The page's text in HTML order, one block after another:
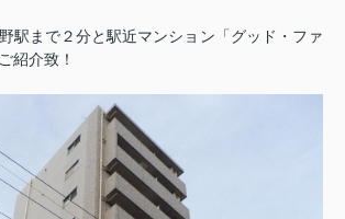
駅まで２分と駅近マンション「グッド・ファ
紹介致！